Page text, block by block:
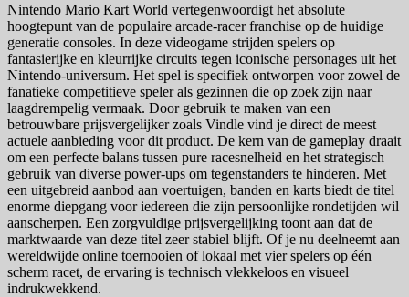
Nintendo Mario Kart World vertegenwoordigt het absolute
hoogtepunt van de populaire arcade-racer franchise op de huidige
generatie consoles. In deze videogame strijden spelers op
fantasierijke en kleurrijke circuits tegen iconische personages uit het
Nintendo-universum. Het spel is specifiek ontworpen voor zowel de
fanatieke competitieve speler als gezinnen die op zoek zijn naar
laagdrempelig vermaak. Door gebruik te maken van een
betrouwbare prijsvergelijker zoals Vindle vind je direct de meest
actuele aanbieding voor dit product. De kern van de gameplay draait
om een perfecte balans tussen pure racesnelheid en het strategisch
gebruik van diverse power-ups om tegenstanders te hinderen. Met
een uitgebreid aanbod aan voertuigen, banden en karts biedt de titel
enorme diepgang voor iedereen die zijn persoonlijke rondetijden wil
aanscherpen. Een zorgvuldige prijsvergelijking toont aan dat de
marktwaarde van deze titel zeer stabiel blijft. Of je nu deelneemt aan
wereldwijde online toernooien of lokaal met vier spelers op één
scherm racet, de ervaring is technisch vlekkeloos en visueel
indrukwekkend.